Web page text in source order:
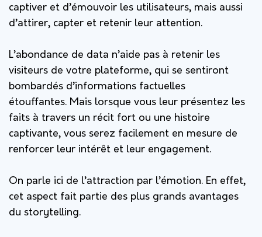
captiver et d’émouvoir les utilisateurs, mais aussi
d’attirer, capter et retenir leur attention.
L’abondance de data n’aide pas à retenir les
visiteurs de votre plateforme, qui se sentiront
bombardés d’informations factuelles
étouffantes. Mais lorsque vous leur présentez les
faits à travers un récit fort ou une histoire
captivante, vous serez facilement en mesure de
renforcer leur intérêt et leur engagement.
On parle ici de l’attraction par l’émotion. En effet,
cet aspect fait partie des plus grands avantages
du storytelling.